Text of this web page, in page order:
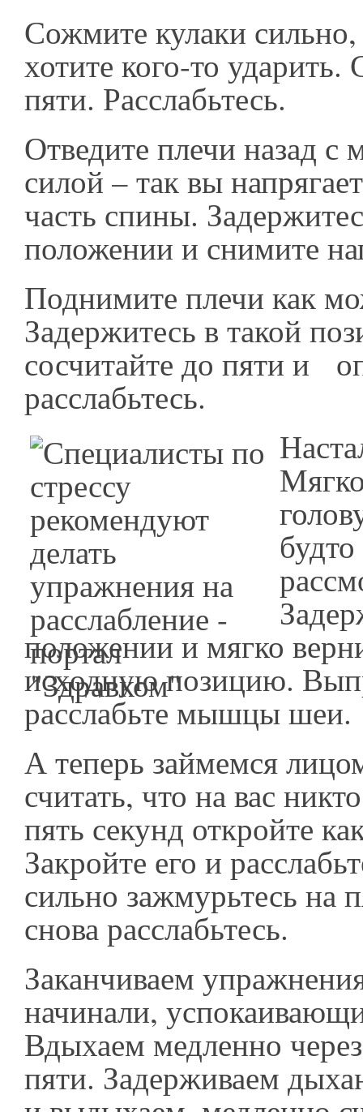
Сожмите кулаки сильно,
хотите кого-то ударить.
пяти. Расслабьтесь.
Отведите плечи назад с
силой – так вы
часть спины.
положении и снимите
Поднимите плечи как
Задержитесь в такой
сосчитайте до пяти и
расслабьтесь.
положении и мягко
исходную позицию.
расслабьте мышцы шеи.
А теперь займемся
считать, что на вас
пять секунд откройте
Закройте его и
сильно зажмурьтесь на
снова расслабьтесь.
Заканчиваем
начинали,
Вдыхаем медленно
пяти. Задерживаем